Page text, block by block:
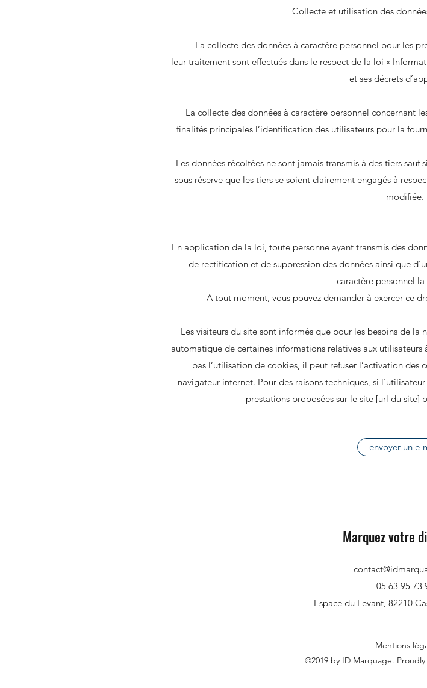
Collecte et utilisation des
La collecte des données à caractère personnel pour les
leur traitement sont effectués dans le respect de la loi «
et ses décrets
La collecte des données à caractère personnel concernant
finalités principales l’identification des utilisateurs pour la
Les données récoltées ne sont jamais transmis à des tiers
sous réserve que les tiers se soient clairement engagés à
modifiée.
En application de la loi, toute personne ayant transmis des
de rectification et de suppression des données ainsi que
caractère personnel
A tout moment, vous pouvez demander à exercer ce
Les visiteurs du site sont informés que pour les besoins de
automatique de certaines informations relatives aux
pas l’utilisation de cookies, il peut refuser l’activation
navigateur internet. Pour des raisons techniques, si
prestations proposées sur le site [url du site]
envoyer un e-
Marquez votre
05 63 95 73
Espace du Levant, 82210
Mentions
©2019 by ID Marquage.